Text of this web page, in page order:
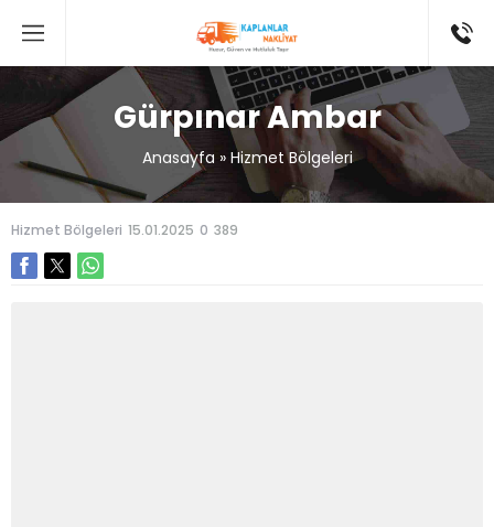
Gürpınar Ambar
Anasayfa » Hizmet Bölgeleri
Hizmet Bölgeleri 15.01.2025 0 389